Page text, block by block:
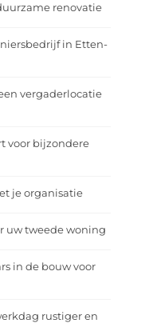
renovatie
in Etten-
vergaderlocatie
voor bijzondere
je organisatie
uw tweede woning
in de bouw voor
rustiger en